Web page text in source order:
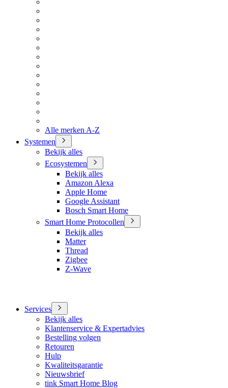
Alle merken A-Z
Systemen
Bekijk alles
Ecosystemen
Bekijk alles
Amazon Alexa
Apple Home
Google Assistant
Bosch Smart Home
Smart Home Protocollen
Bekijk alles
Matter
Thread
Zigbee
Z-Wave
Services
Bekijk alles
Klantenservice & Expertadvies
Bestelling volgen
Retouren
Hulp
Kwaliteitsgarantie
Nieuwsbrief
tink Smart Home Blog